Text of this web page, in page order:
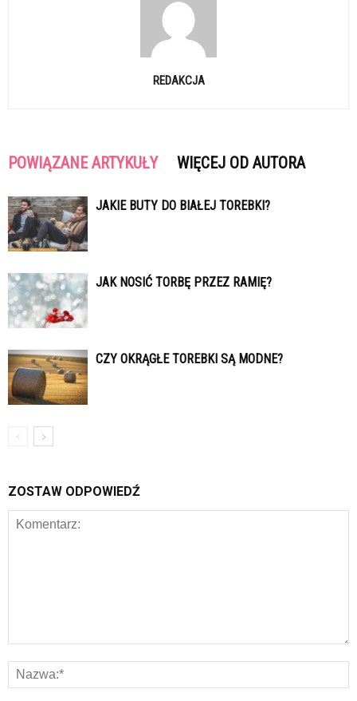
REDAKCJA
POWIĄZANE ARTYKUŁY WIĘCEJ OD AUTORA
JAKIE BUTY DO BIAŁEJ TOREBKI?
JAK NOSIĆ TORBĘ PRZEZ RAMIĘ?
CZY OKRĄGŁE TOREBKI SĄ MODNE?
ZOSTAW ODPOWIEDŹ